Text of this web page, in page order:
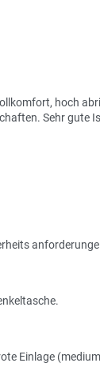
hoch
Sehr gute
Einlage